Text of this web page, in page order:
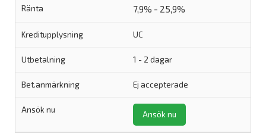
7,9% - 25,9%
UC
1 - 2 dagar
Ej accepterade
Ansök nu